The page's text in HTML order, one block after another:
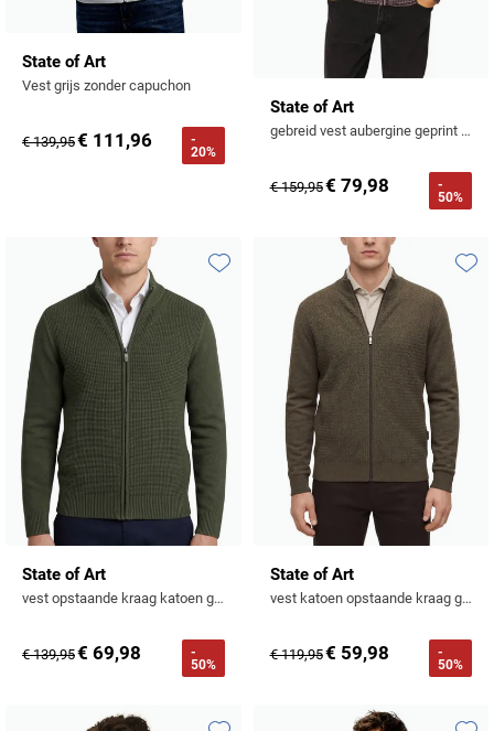
State of Art
Vest grijs zonder capuchon
€ 139,95€ 111,96
-
20%
State of Art
gebreid vest aubergine geprint wol rits
€ 159,95€ 79,98
-
50%
State of Art
vest opstaande kraag katoen groen
€ 139,95€ 69,98
-
50%
Toevoegen aan favorieten
State of Art
vest katoen opstaande kraag groen
€ 119,95€ 59,98
-
50%